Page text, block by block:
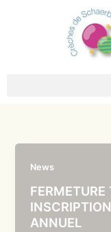
News
FERMETURE
ANNUEL